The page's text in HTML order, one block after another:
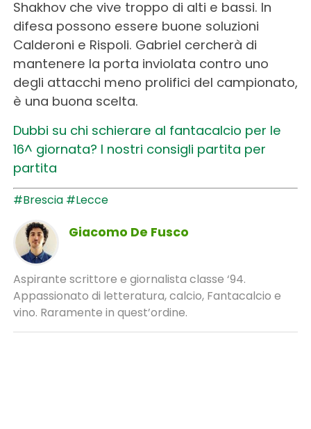
Shakhov che vive troppo di alti e bassi. In
difesa possono essere buone soluzioni
Calderoni e Rispoli. Gabriel cercherà di
mantenere la porta inviolata contro uno
degli attacchi meno prolifici del campionato,
è una buona scelta.
Dubbi su chi schierare al fantacalcio per le
16^ giornata? I nostri consigli partita per
partita
#Brescia #Lecce
Giacomo De Fusco
Aspirante scrittore e giornalista classe ‘94.
Appassionato di letteratura, calcio, Fantacalcio e
vino. Raramente in quest’ordine.